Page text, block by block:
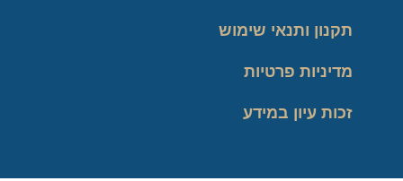
תקנון ותנאי שימוש
מדיניות פרטיות
זכות עיון במידע